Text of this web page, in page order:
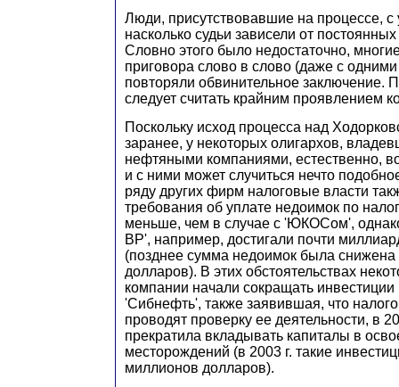
Люди, присутствовавшие на процессе, с
насколько судьи зависели от
Словно этого было недостаточно,
приговора слово в слово (даже с
повторяли обвинительное заключение.
следует считать крайним проявлением
Поскольку исход процесса над
заранее, у некоторых олигархов,
нефтяными компаниями, естественно,
и с ними может случиться нечто
ряду других фирм налоговые власти
требования об уплате недоимок по
меньше, чем в случае с 'ЮКОСом',
ВР', например, достигали почти
(позднее сумма недоимок была
долларов). В этих обстоятельствах
компании начали сокращать инвестиции
'Сибнефть', также заявившая, что
проводят проверку ее деятельности, в
прекратила вкладывать капиталы в
месторождений (в 2003 г. такие
миллионов долларов).